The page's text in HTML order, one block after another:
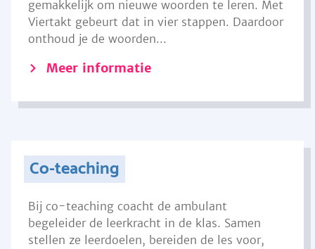
gemakkelijk om nieuwe woorden te leren. Met
Viertakt gebeurt dat in vier stappen. Daardoor
onthoud je de woorden...
Meer informatie
Co-teaching
Bij co-teaching coacht de ambulant
begeleider de leerkracht in de klas. Samen
stellen ze leerdoelen, bereiden de les voor,